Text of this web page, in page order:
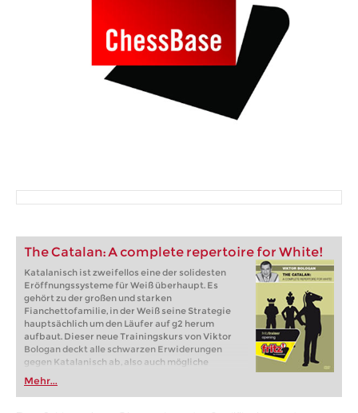
The Catalan: A complete repertoire for White!
Katalanisch ist zweifellos eine der solidesten
Eröffnungssysteme für Weiß überhaupt. Es
gehört zu der großen und starken
Fianchettofamilie, in der Weiß seine Strategie
hauptsächlich um den Läufer auf g2 herum
aufbaut. Dieser neue Trainingskurs von Viktor
Bologan deckt alle schwarzen Erwiderungen
gegen Katalanisch ab, also auch mögliche
Übergänge zu anderen Eröffnungen wie der
Tarrasch-Verteidigung oder zu Damenindisch.
Mehr...